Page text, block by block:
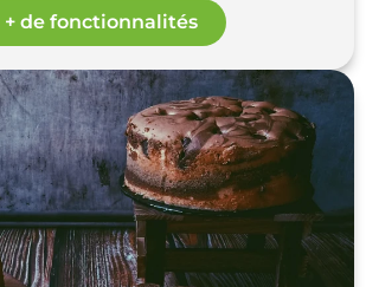
+ de fonctionnalités